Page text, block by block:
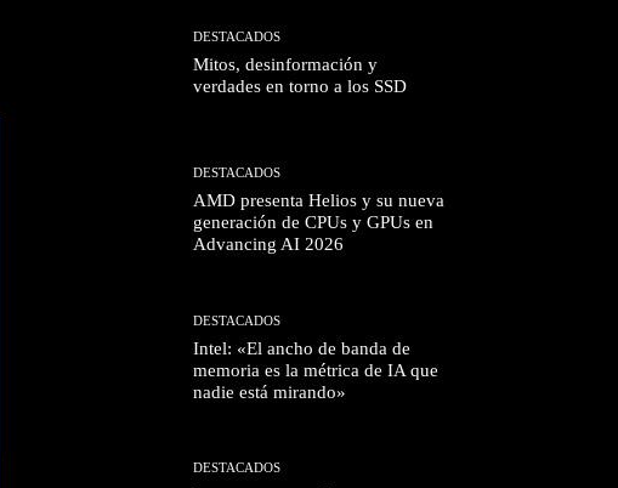
DESTACADOS
Mitos, desinformación y
verdades en torno a los SSD
DESTACADOS
AMD presenta Helios y su nueva
generación de CPUs y GPUs en
Advancing AI 2026
DESTACADOS
Intel: «El ancho de banda de
memoria es la métrica de IA que
nadie está mirando»
DESTACADOS